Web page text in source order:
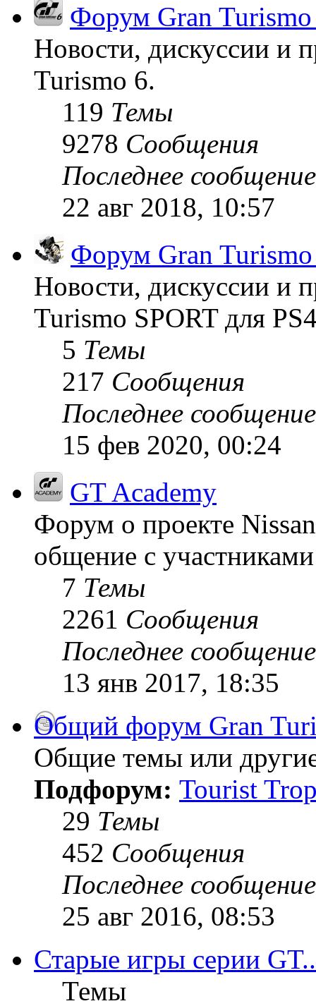
Форум Gran
Новости, дискуссии и
Turismo 6.
119 Темы
9278 Сообщения
Последнее сообщение
22 авг 2018, 10:57
Форум Gran Turismo
Новости, дискуссии и
Turismo SPORT для
5 Темы
217 Сообщения
Последнее сообщение
15 фев 2020, 00:24
GT Academy
Форум о проекте
общение с
7 Темы
2261 Сообщения
Последнее сообщение
13 янв 2017, 18:35
Общий форум Gran
Общие темы или
Подфорум: Tourist
29 Темы
452 Сообщения
Последнее сообщение
25 авг 2016, 08:53
Старые игры серии
Темы